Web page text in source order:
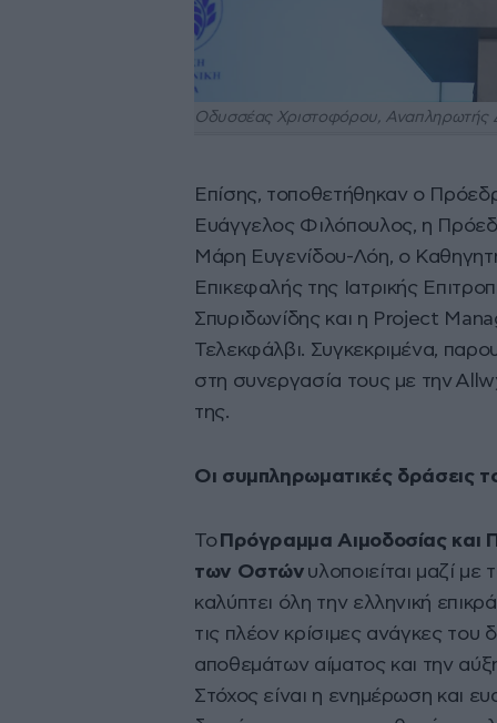
Οδυσσέας Χριστοφόρου, Αναπληρωτής
Επίσης, τοποθετήθηκαν ο
Ευάγγελος Φιλόπουλος, η
Μάρη Ευγενίδου-Λόη, ο
Επικεφαλής της Ιατρικής
Σπυριδωνίδης και η Project
Τελεκφάλβι. Συγκεκριμένα,
στη συνεργασία τους με την
της.
Οι συμπληρωματικές δράσεις
Το Πρόγραμμα Αιμοδοσίας
των Οστών υλοποιείται μαζί
καλύπτει όλη την ελληνική
τις πλέον κρίσιμες ανάγκες
αποθεμάτων αίματος και την
Στόχος είναι η ενημέρωση και